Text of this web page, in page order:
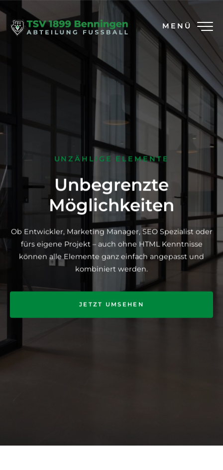
MENÜ
UNZÄHLIGE ELEMENTE
Unbegrenzte
Möglichkeiten
Ob Entwickler, Marketing Manager, SEO Spezialist oder
fürs eigene Projekt – auch ohne HTML Kenntnisse
können alle Elemente ganz einfach angepasst und
kombiniert werden.
JETZT UMSEHEN